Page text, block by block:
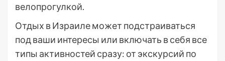
велопрогулкой.
Отдых в Израиле может подстраиваться
под ваши интересы или включать в себя все
типы активностей сразу: от экскурсий по